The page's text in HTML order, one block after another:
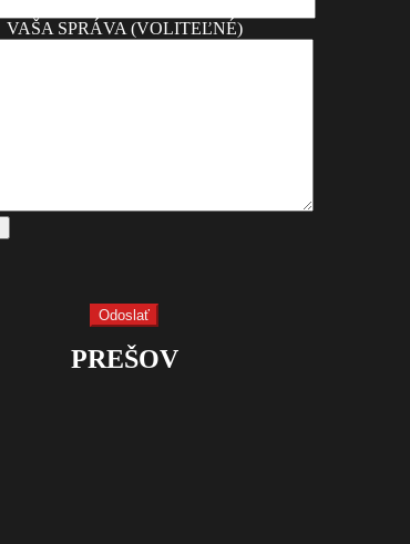
VAŠA SPRÁVA (VOLITEĽNÉ)
PREŠOV